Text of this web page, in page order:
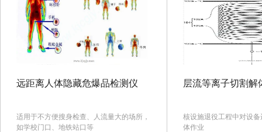
远距离人体隐藏危爆品检测仪
适用于不方便搜身检查、人流量大的场所，
如学校门口、地铁站口等
层流等离子切割解
核设施退役工程中对设
体作业